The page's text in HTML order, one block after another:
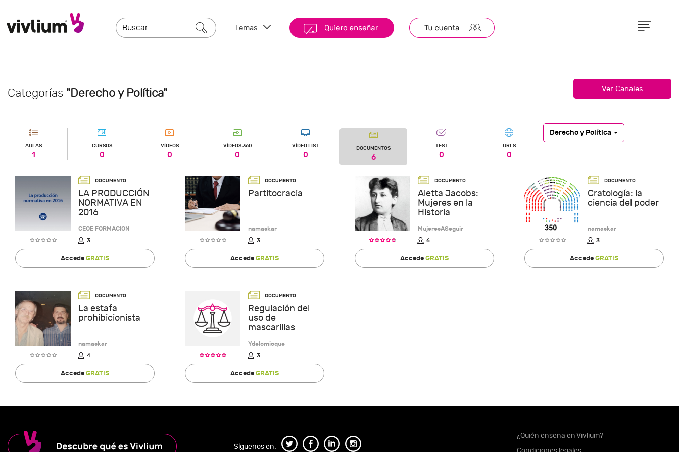
Temas
Categorías "Derecho y Política"
AULAS
1
CURSOS
0
VÍDEOS
0
VÍDEOS 360
0
VÍDEO LIST
0
DOCUMENTOS
6
TEST
0
URLS
0
Derecho y Política
LA PRODUCCIÓN
NORMATIVA EN
2016
CEOE FORMACION
3
AccedeGRATIS
Partitocracia
namaskar
3
AccedeGRATIS
Aletta Jacobs:
Mujeres en la
Historia
MujeresASeguir
6
AccedeGRATIS
Cratología: la
ciencia del poder
namaskar
3
AccedeGRATIS
La estafa
prohibicionista
namaskar
4
AccedeGRATIS
Regulación del
uso de
mascarillas
Ydelomioque
3
AccedeGRATIS
Síguenos en:
¿Quién enseña en Vivlium?